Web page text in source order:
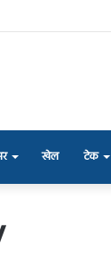
खेल टेक